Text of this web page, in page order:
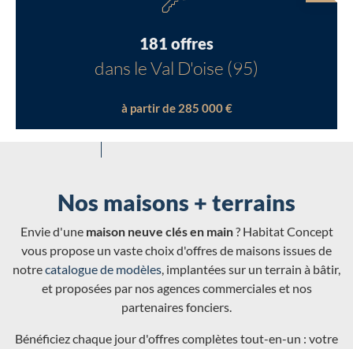
181 offres
dans le Val D'oise (95)
à partir de 285 000 €
Nos maisons + terrains
Envie d'une maison neuve clés en main? Habitat Concept
vous propose un vaste choix d'offres de maisons issues de
notrecatalogue de modèles, implantées sur un terrain à bâtir,
et proposées par nos agences commerciales et nos
partenaires fonciers.
Bénéficiez chaque jour d'offres complètes tout-en-un : votre